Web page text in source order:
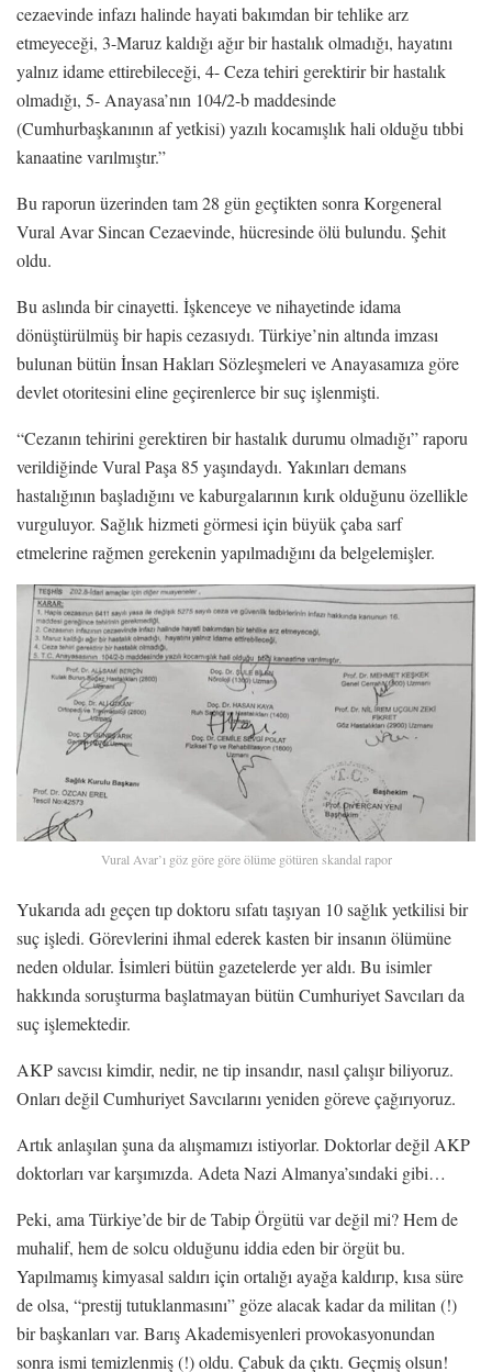
cezaevinde infazı halinde hayati bakımdan bir tehlike arz
etmeyeceği, 3-Maruz kaldığı ağır bir hastalık olmadığı, hayatını
yalnız idame ettirebileceği, 4- Ceza tehiri gerektirir bir hastalık
olmadığı, 5- Anayasa’nın 104/2-b maddesinde
(Cumhurbaşkanının af yetkisi) yazılı kocamışlık hali olduğu tıbbi
kanaatine varılmıştır.”
Bu raporun üzerinden tam 28 gün geçtikten sonra Korgeneral
Vural Avar Sincan Cezaevinde, hücresinde ölü bulundu. Şehit
oldu.
Bu aslında bir cinayetti. İşkenceye ve nihayetinde idama
dönüştürülmüş bir hapis cezasıydı. Türkiye’nin altında imzası
bulunan bütün İnsan Hakları Sözleşmeleri ve Anayasamıza göre
devlet otoritesini eline geçirenlerce bir suç işlenmişti.
“Cezanın tehirini gerektiren bir hastalık durumu olmadığı” raporu
verildiğinde Vural Paşa 85 yaşındaydı. Yakınları demans
hastalığının başladığını ve kaburgalarının kırık olduğunu özellikle
vurguluyor. Sağlık hizmeti görmesi için büyük çaba sarf
etmelerine rağmen gerekenin yapılmadığını da belgelemişler.
Vural Avar’ı göz göre göre ölüme götüren skandal rapor
Yukarıda adı geçen tıp doktoru sıfatı taşıyan 10 sağlık yetkilisi bir
suç işledi. Görevlerini ihmal ederek kasten bir insanın ölümüne
neden oldular. İsimleri bütün gazetelerde yer aldı. Bu isimler
hakkında soruşturma başlatmayan bütün Cumhuriyet Savcıları da
suç işlemektedir.
AKP savcısı kimdir, nedir, ne tip insandır, nasıl çalışır biliyoruz.
Onları değil Cumhuriyet Savcılarını yeniden göreve çağırıyoruz.
Artık anlaşılan şuna da alışmamızı istiyorlar. Doktorlar değil AKP
doktorları var karşımızda. Adeta Nazi Almanya’sındaki gibi…
Peki, ama Türkiye’de bir de Tabip Örgütü var değil mi? Hem de
muhalif, hem de solcu olduğunu iddia eden bir örgüt bu.
Yapılmamış kimyasal saldırı için ortalığı ayağa kaldırıp, kısa süre
de olsa, “prestij tutuklanmasını” göze alacak kadar da militan (!)
bir başkanları var. Barış Akademisyenleri provokasyonundan
sonra ismi temizlenmiş (!) oldu. Çabuk da çıktı. Geçmiş olsun!